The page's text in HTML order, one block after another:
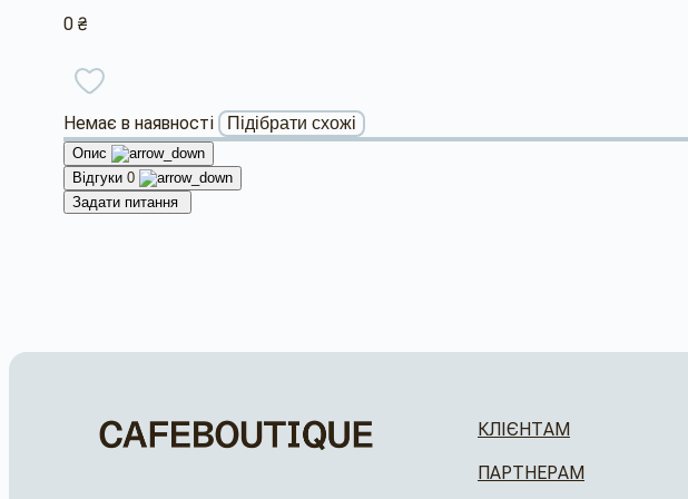
0 ₴
Немає в наявності Підібрати схожі
Опис
Відгуки 0
Задати питання
КЛІЄНТАМ
ПАРТНЕРАМ